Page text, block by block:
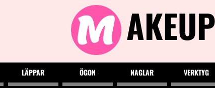
AKEUP
LÄPPAR ÖGON NAGLAR VERKTYG